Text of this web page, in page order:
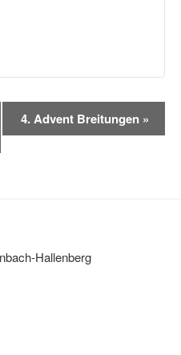
4. Advent Breitungen »
Hallenberg